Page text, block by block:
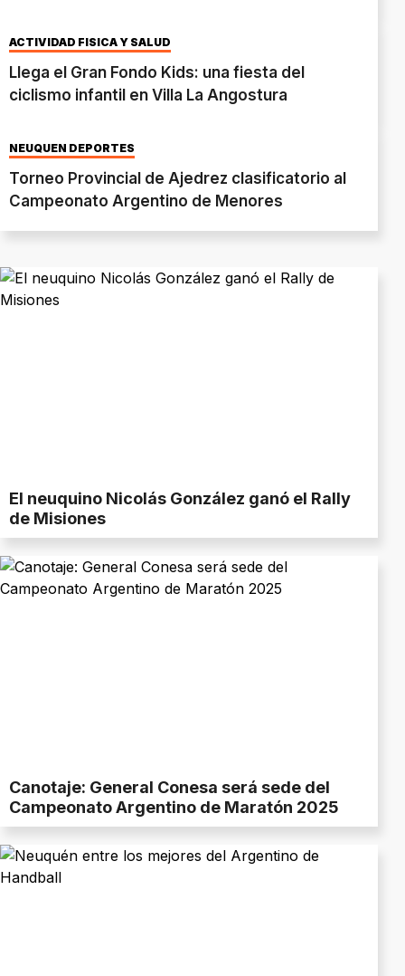
ACTIVIDAD FÍSICA Y SALUD
Llega el Gran Fondo Kids: una fiesta del
ciclismo infantil en Villa La Angostura
NEUQUÉN DEPORTES
Torneo Provincial de Ajedrez clasificatorio al
Campeonato Argentino de Menores
El neuquino Nicolás González ganó el Rally
de Misiones
Canotaje: General Conesa será sede del
Campeonato Argentino de Maratón 2025